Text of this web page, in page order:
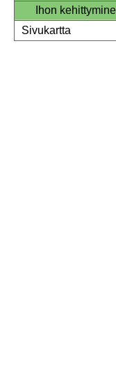
Ihon
Sivukartta